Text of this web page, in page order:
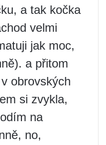
a tak kočka
velmi
jak moc,
a přitom
obrovských
si zvykla,
na
no,